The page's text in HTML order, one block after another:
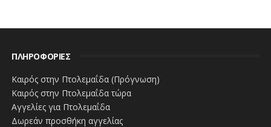
ΠΛΗΡΟΦΟΡΙΕΣ
Καιρός στην Πτολεμαΐδα (Πρόγνωση)
Καιρός στην Πτολεμαΐδα τώρα
Αγγελίες για Πτολεμαΐδα
Δωρεάν προσθήκη αγγελίας